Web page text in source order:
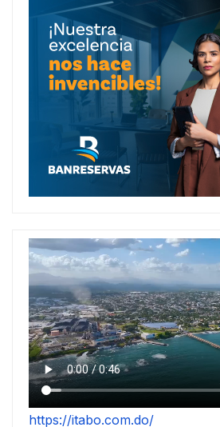
https://itabo.com.do/